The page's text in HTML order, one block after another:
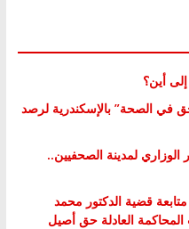
أين؟
في الصحة” بالإسكندرية لرصد
الوزاري لمدينة الصحفيين..
قضية الدكتور محمد
المحاكمة العادلة حق أصيل